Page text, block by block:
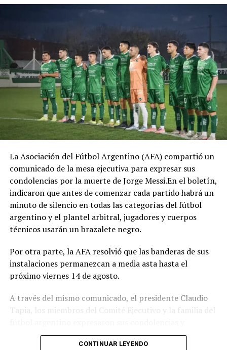
La Asociación del Fútbol Argentino (AFA) compartió un
comunicado de la mesa ejecutiva para expresar sus
condolencias por la muerte de Jorge Messi.En el boletín,
indicaron que antes de comenzar cada partido habrá un
minuto de silencio en todas las categorías del fútbol
argentino y el plantel arbitral, jugadores y cuerpos
técnicos usarán un brazalete negro.
Por otra parte, la AFA resolvió que las banderas de sus
instalaciones permanezcan a media asta hasta el
próximo viernes 14 de agosto.
A través del mismo comunicado, el presidente Claudio
Tapia, los miembros del Comité Ejecutivo y la familia del
acompañamiento a Lionel Messi, sus hermanos,
familiares y seres queridos.CONTINUAR LEYENDO